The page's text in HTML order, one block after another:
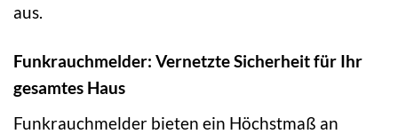
aus.
Funkrauchmelder: Vernetzte Sicherheit für Ihr
gesamtes Haus
Funkrauchmelder bieten ein Höchstmaß an